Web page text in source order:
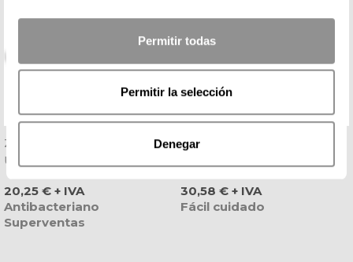
Permitir todas
Permitir la selección
Denegar
Zueco Sanitario Eva Blanco
Ultraligero - Dian
Precio
20,25 € + IVA
Antibacteriano
Superventas
Chaqueta Laboral
Larga Blanca Y Marino -
Dyneke
Precio
30,58 € + IVA
Fácil cuidado